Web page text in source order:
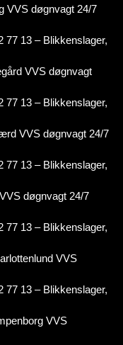
VVS døgnvagt 24/7
77 13 – Blikkenslager,
VVS døgnvagt
77 13 – Blikkenslager,
VVS døgnvagt 24/7
77 13 – Blikkenslager,
døgnvagt 24/7
77 13 – Blikkenslager,
VVS
77 13 – Blikkenslager,
VVS